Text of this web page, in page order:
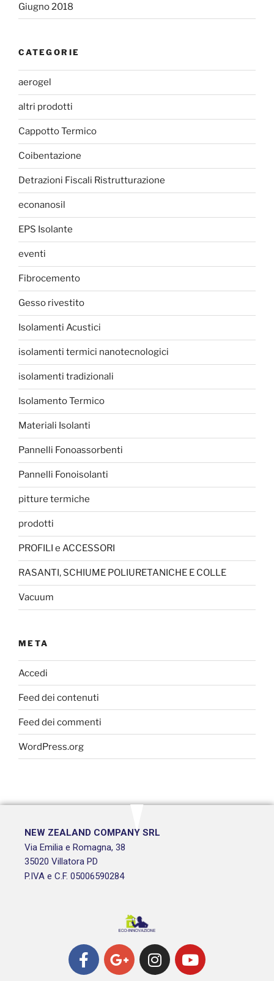
Giugno 2018
CATEGORIE
aerogel
altri prodotti
Cappotto Termico
Coibentazione
Detrazioni Fiscali Ristrutturazione
econanosil
EPS Isolante
eventi
Fibrocemento
Gesso rivestito
Isolamenti Acustici
isolamenti termici nanotecnologici
isolamenti tradizionali
Isolamento Termico
Materiali Isolanti
Pannelli Fonoassorbenti
Pannelli Fonoisolanti
pitture termiche
prodotti
PROFILI e ACCESSORI
RASANTI, SCHIUME POLIURETANICHE E COLLE
Vacuum
META
Accedi
Feed dei contenuti
Feed dei commenti
WordPress.org
NEW ZEALAND COMPANY SRL
Via Emilia e Romagna, 38
35020 Villatora PD
P.IVA e C.F. 05006590284